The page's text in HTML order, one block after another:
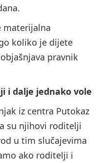
materijalna
koliko je dijete
pravnik
i dalje jednako vole
iz centra Putokaz
su njihovi roditelji
u tim slučajevima
ako roditelji i